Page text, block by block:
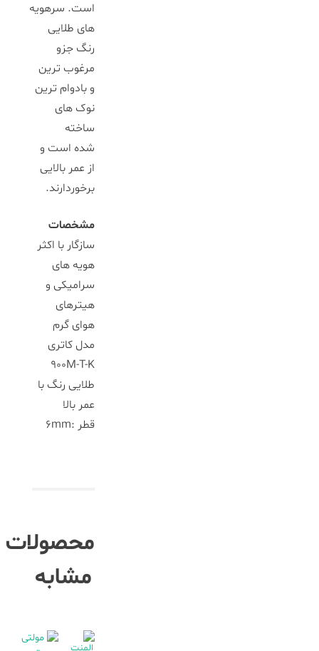
است. سرهویه
های طلایی
رنگ جزو
مرغوب ترین
و بادوام ترین
نوک های
ساخته
شده است و
از عمر بالایی
برخوردارند.
مشخصات
سازگار با اکثر
هویه های
سرامیکی و
هیترهای
هوای گرم
مدل کاتری
900M-T-K
طلایی رنگ با
عمر بالا
قطر :6mm
محصولات
مشابه